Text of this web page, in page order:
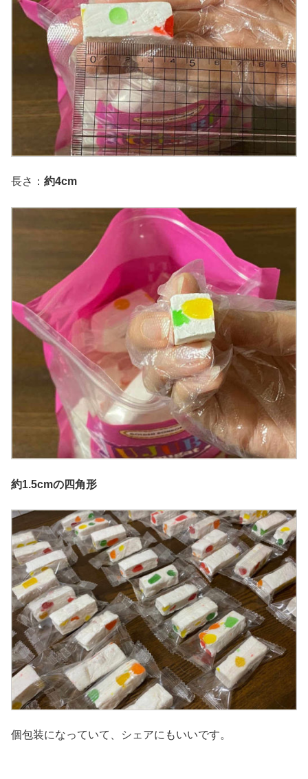
長さ： 約4cm
約1.5cmの四角形
個包装になっていて、シェアにもいいです。